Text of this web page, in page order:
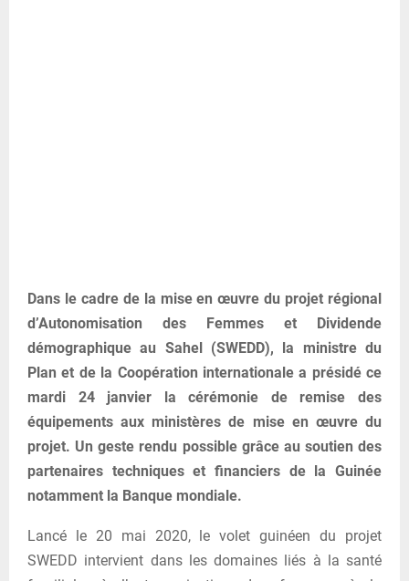
Dans le cadre de la mise en œuvre du projet régional
d’Autonomisation des Femmes et Dividende
démographique au Sahel (SWEDD), la ministre du
Plan et de la Coopération internationale a présidé ce
mardi 24 janvier la cérémonie de remise des
équipements aux ministères de mise en œuvre du
projet. Un geste rendu possible grâce au soutien des
partenaires techniques et financiers de la Guinée
notamment la Banque mondiale.
Lancé le 20 mai 2020, le volet guinéen du projet
SWEDD intervient dans les domaines liés à la santé